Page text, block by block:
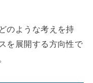
のような考えを持
を展開する方向性で